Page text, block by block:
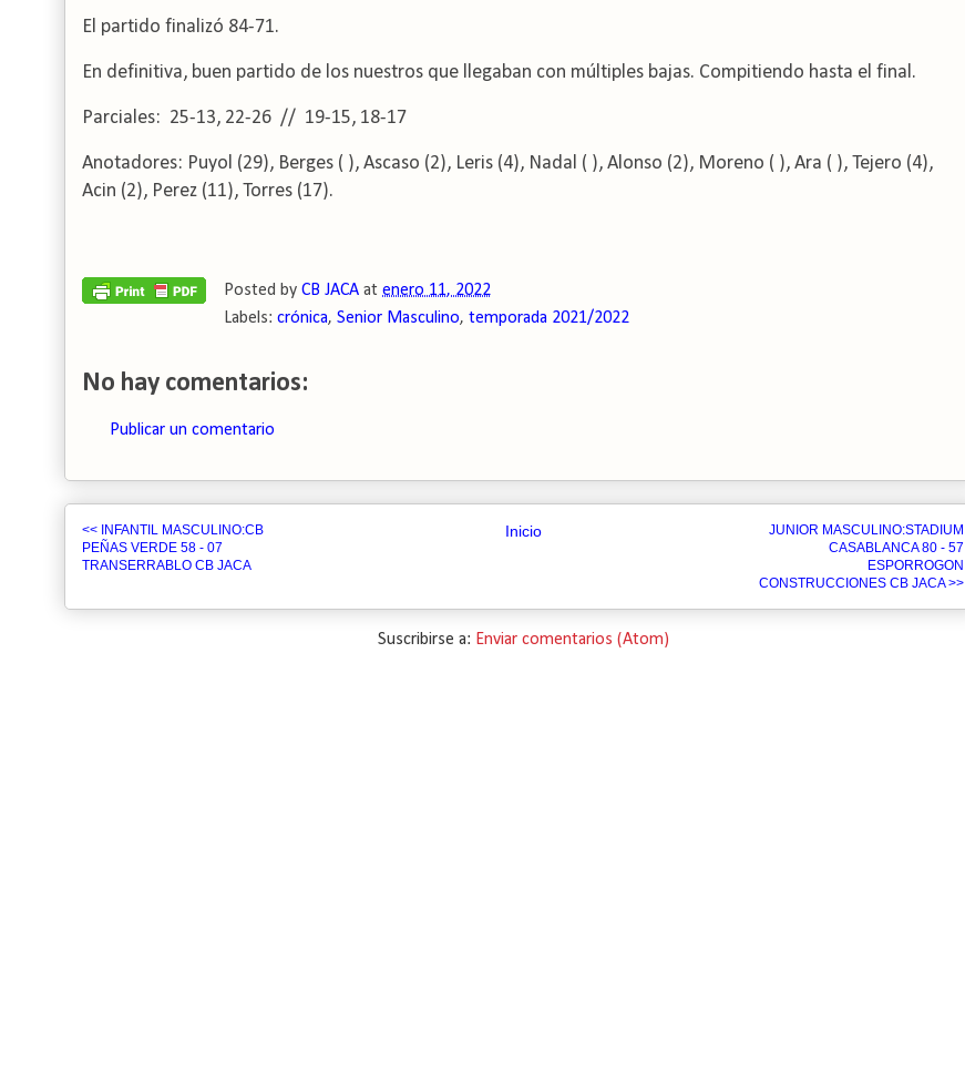
El partido finalizó 84-71.
En definitiva, buen partido de los nuestros que llegaban con múltiples bajas. Compitiendo hasta el final.
Parciales: 25-13, 22-26 // 19-15, 18-17
Anotadores: Puyol (29), Berges ( ), Ascaso (2), Leris (4), Nadal ( ), Alonso (2), Moreno ( ), Ara ( ), Tejero (4),
Acin (2), Perez (11), Torres (17).
Posted by CB JACA at enero 11, 2022
Labels: crónica, Senior Masculino, temporada 2021/2022
No hay comentarios:
Publicar un comentario
<< INFANTIL MASCULINO:CB
PEÑAS VERDE 58 - 07
TRANSERRABLO CB JACA
JUNIOR MASCULINO:STADIUM
CASABLANCA 80 - 57
ESPORROGON
CONSTRUCCIONES CB JACA >>
Inicio
Suscribirse a: Enviar comentarios (Atom)